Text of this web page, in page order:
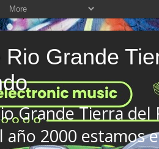
Rio Grande
Grande Tierra
año 2000 estamos